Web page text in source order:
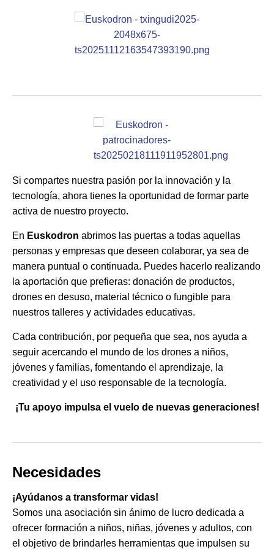
Si compartes nuestra pasión por la innovación y la
tecnología, ahora tienes la oportunidad de formar parte
activa de nuestro proyecto.
En Euskodron abrimos las puertas a todas aquellas
personas y empresas que deseen colaborar, ya sea de
manera puntual o continuada. Puedes hacerlo realizando
la aportación que prefieras: donación de productos,
drones en desuso, material técnico o fungible para
nuestros talleres y actividades educativas.
Cada contribución, por pequeña que sea, nos ayuda a
seguir acercando el mundo de los drones a niños,
jóvenes y familias, fomentando el aprendizaje, la
creatividad y el uso responsable de la tecnología.
¡Tu apoyo impulsa el vuelo de nuevas generaciones!
Necesidades
¡Ayúdanos a transformar vidas!
Somos una asociación sin ánimo de lucro dedicada a
ofrecer formación a niños, niñas, jóvenes y adultos, con
el objetivo de brindarles herramientas que impulsen su